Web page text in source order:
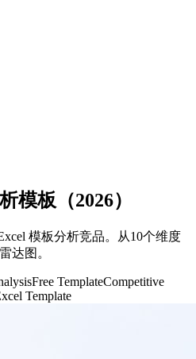
模板（2026）
模板分析竞品。从10个维度
达图。
Free TemplateCompetitive
Template